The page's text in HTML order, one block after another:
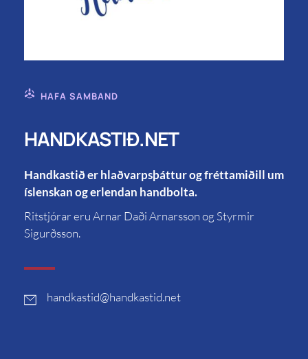
HAFA SAMBAND
HANDKASTIÐ.NET
Handkastið er hlaðvarpsþáttur og fréttamiðill um
íslenskan og erlendan handbolta.
Ritstjórar eru Arnar Daði Arnarsson og Styrmir
Sigurðsson.
handkastid@handkastid.net